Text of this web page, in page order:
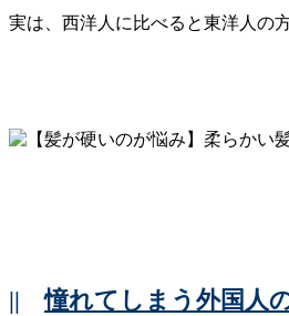
実は、西洋人に比べると東洋人の
||憧れてしまう外国人